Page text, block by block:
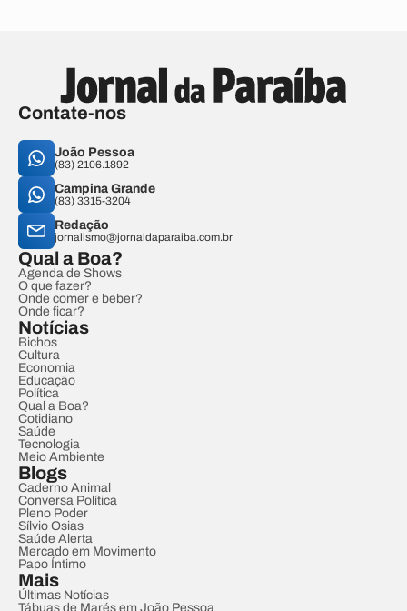
Contate-nos
João Pessoa
(83) 2106.1892
Campina Grande
(83) 3315-3204
Redação
jornalismo@jornaldaparaiba.com.br
Qual a Boa?
Agenda de Shows
O que fazer?
Onde comer e beber?
Onde ficar?
Notícias
Bichos
Cultura
Economia
Educação
Política
Qual a Boa?
Cotidiano
Saúde
Tecnologia
Meio Ambiente
Blogs
Caderno Animal
Conversa Política
Pleno Poder
Sílvio Osias
Saúde Alerta
Mercado em Movimento
Papo Íntimo
Mais
Últimas Notícias
Tábuas de Marés em João Pessoa